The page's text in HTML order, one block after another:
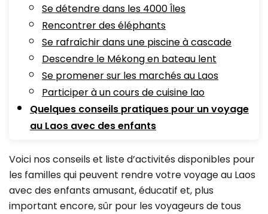
Se détendre dans les 4000 Îles
Rencontrer des éléphants
Se rafraîchir dans une piscine à cascade
Descendre le Mékong en bateau lent
Se promener sur les marchés au Laos
Participer à un cours de cuisine lao
Quelques conseils pratiques pour un voyage
au Laos avec des enfants
Voici nos conseils et liste d’activités disponibles pour
les familles qui peuvent rendre votre voyage au Laos
avec des enfants amusant, éducatif et, plus
important encore, sûr pour les voyageurs de tous